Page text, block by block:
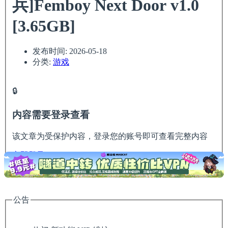
兵]Femboy Next Door v1.0
[3.65GB]
发布时间: 2026-05-18
分类: 游戏
🔒
内容需要登录查看
该文章为受保护内容，登录您的账号即可查看完整内容
立即登录
公告